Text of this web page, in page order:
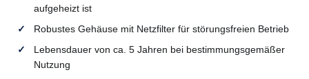
aufgeheizt ist
Robustes Gehäuse mit Netzfilter für störungsfreien Betrieb
Lebensdauer von ca. 5 Jahren bei bestimmungsgemäßer
Nutzung